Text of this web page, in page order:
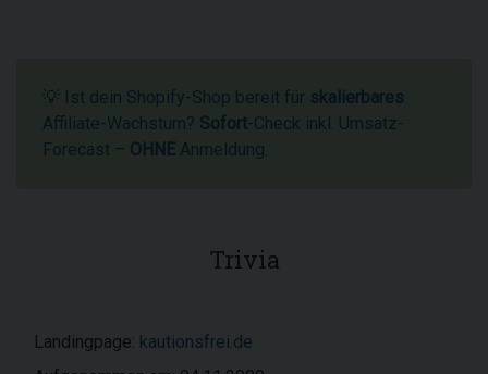
💡 Ist dein Shopify-Shop bereit für skalierbares
Affiliate-Wachstum? Sofort-Check inkl. Umsatz-
Forecast – OHNE Anmeldung.
Trivia
Landingpage: kautionsfrei.de